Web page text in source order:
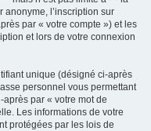
anonyme, l’inscription sur
par « votre compte ») et les
et lors de votre connexion
unique (désigné ci-après
personnel vous permettant
par « votre mot de
Les informations de votre
protégées par les lois de